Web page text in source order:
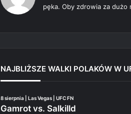
pęka. Oby zdrowia za dużo
NAJBLIŻSZE WALKI POLAKÓW W
8 sierpnia | Las Vegas | UFC FN
Gamrot vs. Salkilld